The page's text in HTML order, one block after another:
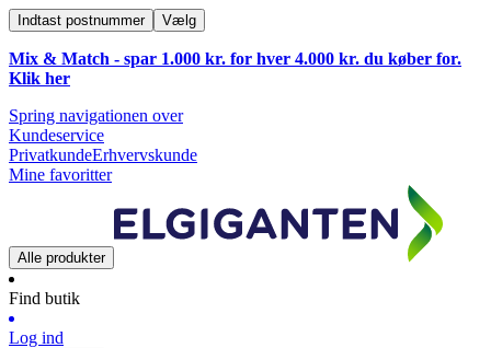
Indtast postnummer Vælg
Mix & Match - spar 1.000 kr. for hver 4.000 kr. du køber for.
Klik her
Spring navigationen over
Kundeservice
PrivatkundeErhvervskunde
Mine favoritter
Alle produkter
Find butik
Log ind